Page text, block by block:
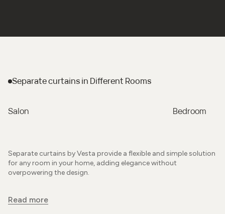
Separate curtainsin Different Rooms
Salon Bedroom
Separate curtains by Vesta provide a flexible and simple solution
for any room in your home, adding elegance without
overpowering the design.
Read more